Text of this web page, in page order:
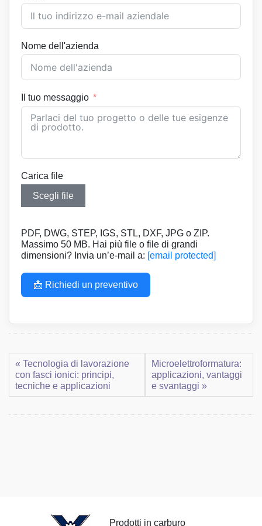
Nome dell'azienda
Il tuo messaggio
Carica file
Scegli file
PDF, DWG, STEP, IGS, STL, DXF, JPG o ZIP.
Massimo 50 MB. Hai più file o file di grandi
dimensioni? Invia un’e-mail a: [email protected]
📩 Richiedi un preventivo
« Tecnologia di lavorazione
con fasci ionici: principi,
tecniche e applicazioni
Microelettroformatura:
applicazioni, vantaggi
e svantaggi »
Prodotti in carburo